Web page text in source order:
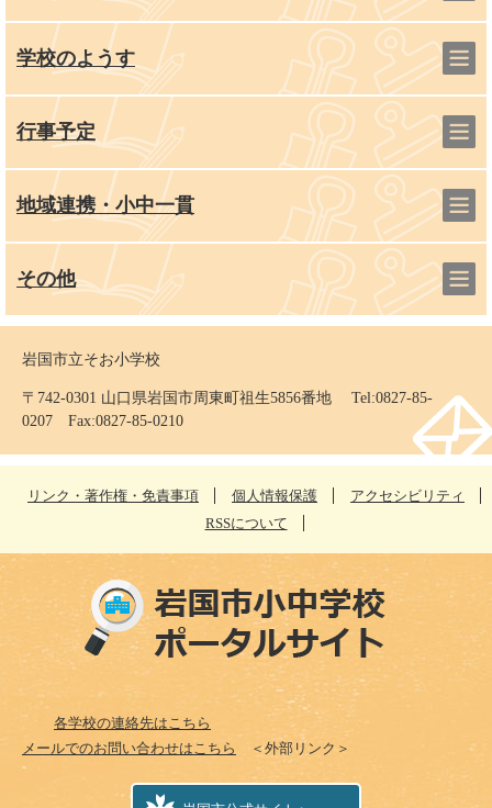
学校のようす
行事予定
地域連携・小中一貫
その他
岩国市立そお小学校
〒742-0301 山口県岩国市周東町祖生5856番地 Tel:0827-85-
0207 Fax:0827-85-0210
リンク・著作権・免責事項 個人情報保護
アクセシビリティ
RSSについて
各学校の連絡先はこちら
メールでのお問い合わせはこちら
＜外部リンク＞